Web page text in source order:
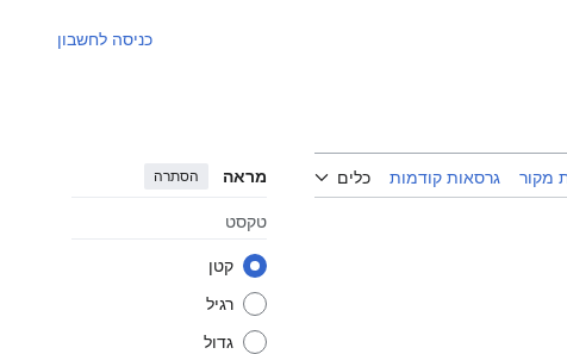
כניסה לחשבון
מקור גרסאות קודמות כלים מראה הסתרה
טקסט
קטן
רגיל
גדול